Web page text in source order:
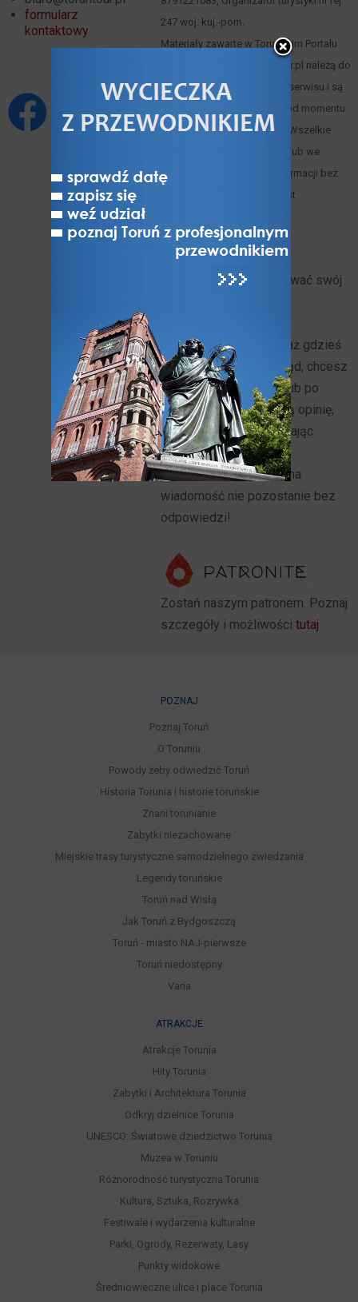
formularz
kontaktowy
247 woj. kuj.-pom.
Materiały zawarte w Toruńskim Portalu
Turystycznym www.toruntour.pl należą do
ich autorów lub właściciela serwisu i są
objęte prawami autorskimi od momentu
powstania Portalu w 2015 r. Wszelkie
wykorzystywanie w całości lub we
fragmentach zawartych informacji bez
zgody Wydawcy Serwisu jest
Polityka cookies
Jeżeli chcesz opublikować swój
Turystycznego ponieważ gdzieś
do tekstu wkradł się błąd, chcesz
nawiązać współpracę lub po
prostu przekazać swoją opinię,
możesz to zrobić używając
adresu mailowego
biuro@toruntour.pl. Żadna
wiadomość nie pozostanie bez
odpowiedzi!
Zostań naszym patronem. Poznaj
szczegóły i możliwości tutaj
POZNAJ
Poznaj Toruń
O Toruniu
Powody żeby odwiedzić Toruń
Historia Torunia i historie toruńskie
Znani torunianie
Zabytki niezachowane
Miejskie trasy turystyczne samodzielnego zwiedzania
Legendy toruńskie
Toruń nad Wisłą
Jak Toruń z Bydgoszczą
Toruń - miasto NAJ-pierwsze
Toruń niedostępny
Varia
ATRAKCJE
Atrakcje Torunia
Hity Torunia
Zabytki i Architektura Torunia
Odkryj dzielnice Torunia
UNESCO: Światowe dziedzictwo Torunia
Muzea w Toruniu
Różnorodność turystyczna Torunia
Kultura, Sztuka, Rozrywka
Festiwale i wydarzenia kulturalne
Parki, Ogrody, Rezerwaty, Lasy
Punkty widokowe
Średniowieczne ulice i place Torunia